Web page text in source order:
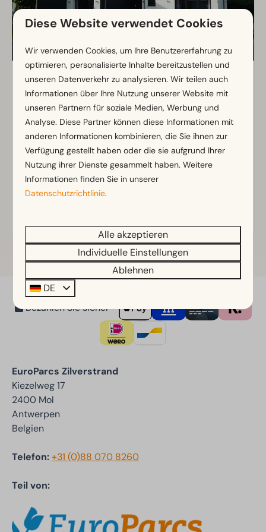
1.823 €
1.556 €
3 Nächte
2 Personen
Groepsaccommodatie Sauna 24
Antwerpse Kempen, Mol
24
12
2
Moderne und geräumige
Gruppenunterkunft
Private Sauna im Garten
Großer Garten mit Blick auf das Wasser
Bezahlen Sie sicher
EuroParcs Zilverstrand
Kiezelweg 17
2400 Mol
Antwerpen
Belgien
Telefon:+31 (0)88 070 8260
Teil von:
Diese Website verwendet Cookies
Wir verwenden Cookies, um Ihre Benutzererfahrung zu
optimieren, personalisierte Inhalte bereitzustellen und
unseren Datenverkehr zu analysieren. Wir teilen auch
Informationen über Ihre Nutzung unserer Website mit
unseren Partnern für soziale Medien, Werbung und
Analyse. Diese Partner können diese Informationen mit
anderen Informationen kombinieren, die Sie ihnen zur
Verfügung gestellt haben oder die sie aufgrund Ihrer
Nutzung ihrer Dienste gesammelt haben. Weitere
Informationen finden Sie in unserer
Datenschutzrichtlinie.
Alle akzeptieren
Individuelle Einstellungen
Ablehnen
DE